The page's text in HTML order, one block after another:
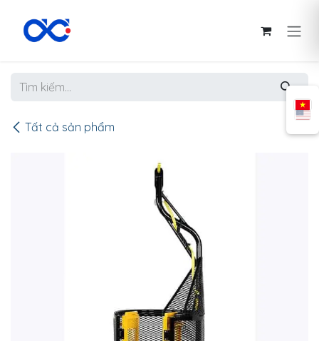
Tất cả sản phẩm